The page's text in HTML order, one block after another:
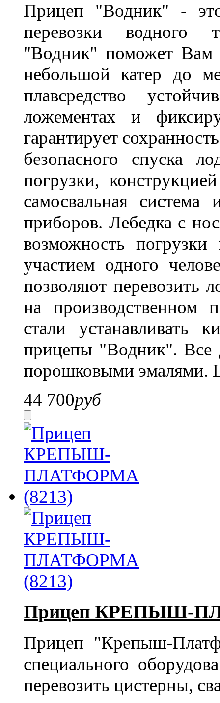
Прицеп "Водник" -
перевозки водного
"Водник" поможет Вам
небольшой катер до
плавсредство
ложементах и
гарантирует
безопасного спуска
погрузки,
самосвальная
приборов. Лебедка с
возможность
участием одного
позволяют перевозить
на производственном
стали
прицепы "Водник". Все
порошковыми эмалями.
44 700руб
Прицеп КРЕПЫШ-
Прицеп "Крепыш-
специального
перевозить цистерны,